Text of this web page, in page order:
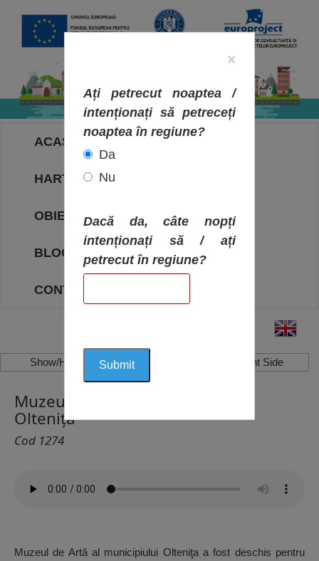
ACASA
HARTA OBIECTIVELOR
OBIECTIVE
BLOG
CONTACT
Show/Hide Left Side Show/Hide Right Side
Muzeul de Artă – Turnul de Apă,
Oltenița
Cod 1274
Muzeul de Artă al municipiului Olteniţa a fost deschis pentru
×
Ați petrecut noaptea /
intenționați să petreceți
noaptea în regiune?
Da
Nu
Dacă da, câte nopți
intenționați să / ați
petrecut în regiune?